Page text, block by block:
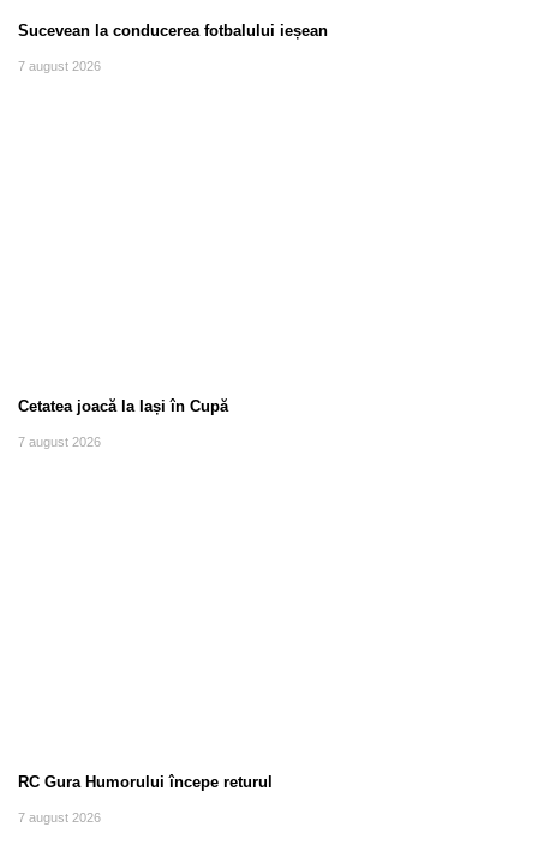
Sucevean la conducerea fotbalului ieșean
7 august 2026
Cetatea joacă la Iași în Cupă
7 august 2026
RC Gura Humorului începe returul
7 august 2026